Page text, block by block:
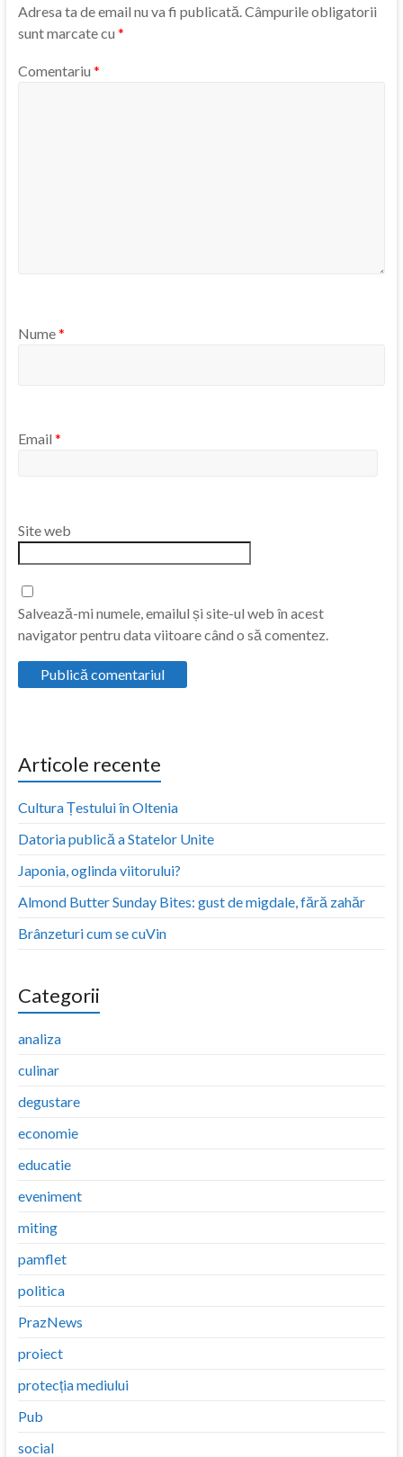
Adresa ta de email nu va fi publicată.Câmpurile obligatorii
sunt marcate cu *
Comentariu *
Nume*
Email *
Site web
Salvează-mi numele, emailul și site-ul web în acest
navigator pentru data viitoare când o să comentez.
Articole recente
Cultura Țestului în Oltenia
Datoria publică a Statelor Unite
Japonia, oglinda viitorului?
Almond Butter Sunday Bites: gust de migdale, fără zahăr
Brânzeturi cum se cuVin
Categorii
analiza
culinar
degustare
economie
educatie
eveniment
miting
pamflet
politica
PrazNews
proiect
protecția mediului
Pub
social